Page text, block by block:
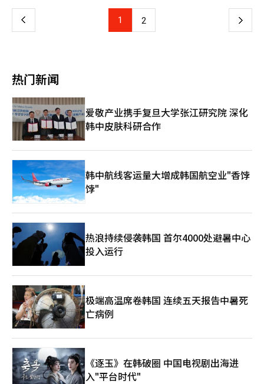
支持；如果困难，则通过储备、海外基地和多元化进口来源来应
对。” 潜在增长率反弹的关键是半导体、AI数据中心和物理AI等三
大重大项目。政府计划通过扩大半导体生产能力、支持下一代电力
应仅限于特定行业和首都圈，而应惠及地方经济。政府将在第三季
度选择五极三特区域的增长引擎，并在下半年公布第二批公共机构
地方迁移计划。 为建立地方增长基础，政府将扩大地方优待财政
项目，并推出针对企业和劳动者的地方优待税制三种套餐。考虑到
非首都圈迁移企业为员工提供的迁移支持金免税、地方中小企业就
业者的所得税减免等措施。 在应对结构性问题方面，政府将克服K
型两极分化作为核心任务。政府将应对AI转型带来的产业和就业重
组，推动培养20万名以上青年专业人才，创造20万个以上的青年
就业机会。 为促进青年资产形成，政府将推出青年型ISA，并通过
住房支持向青年群体提供40万套以上的公共租赁住房。此外，还包
括改善新婚夫妇住房贷款的收入条件等减轻结婚惩罚的措施。 对
中小企业的支持将聚焦于促进其增长。为缓解中小企业在成长为中
业支持项目的审查体系也将围绕有成长潜力的企业进行改革。 在
结构改革领域，政府将推进生产性金融转型、韩元国际化、国家资
产基本法的制定、税收支出重新审查、教育财政拨款的改革以及公
共机构功能改革等措施。政府计划通过改善房地产相关贷款和担保
制度，推动房地产与金融的脱钩。
上。MSCI指出，外资持股限制、外资投资者权利的平等性、外
汇、信息披露、结算与清算、证券借贷、卖空等问题是主要挑战。
市场规模和交易金额之外，海外投资者实际能否自由交易和资金流
幅波动。由于对中东紧张局势的担忧，指数一度跌破1600点，随
后强劲反弹，在5月中旬达到1927点。 VN指数的上涨率主要受到
部分大盘股的影响。若不考虑与越南集团相关的四只股票，胡志明
证券交易所的代表指数计算为1747点，较去年年底下降超过2%。
安本证券（ABS）分析团队认为，这一水平接近去年3月的低点，
尽管市场估值具有吸引力，但资金尚未回流。 与此同时，越南在
世界银行的收入分类中升至上中等收入国，经济增长成果得到了认
的可及性、结算与清算体系以及信息披露制度的改善。尽管VN指
数在上半年实现了上涨，但部分大盘股的依赖性和外资资金的流出
仍然显现，越南资本市场的挑战依然存在。 ※ 本报道经人工智能
（AI）系统翻译与编辑。
关配套支持，进一步简化审批流程。 目前纳入联动范围的项目包
括产业通商资源部“海外顶尖人才引进支持项目”、保健福祉
部“生物医药领域海外高端人才引进项目”以及宇宙航空厅“航空
续完善相关支持政策，为全球顶尖科技人才在韩国企业实现长期稳
民总收入（GNI）的三倍以上，条件相对苛刻。 然而，这种仅依赖
定量标准的评估方式被指无法反映企业的实际招聘需求，因为高端
人才的技术专业性和岗位需求得到认可，将可以获得K-Tech
予10分的加分。 中小型企业在高端人才争夺战中，往往面临品牌
知名度和薪酬能力较低的问题。将签证和定居支持政策结合提供，
可以在招聘谈判中减轻企业负担，提高海外人才选择来韩国的可能
性。 同时，政府还新设了与政府学者引进项目关联型的K-Tech
Pass。该项目将向被政府部门选中的海外优秀人才发放K-Tech
Pass，以便参与者更容易获得顶级人才签证等优惠。 产业部产业
政策官李民宇表示：“与以往的定量评估方式不同，定性评估方式
的引入将使更多企业能够吸引优秀的海外人才。我们将竭尽全力确
保顶级海外人才能够被引入并在国内企业定居。”※ 本报道经人
工智能（AI）系统翻译与编辑。
的重大变化，但不应仅视为经济复苏的附加收益。我们必须将其视
为解决经济结构性问题和根本性转变的关键时刻。 根据现代经济
差的数字成果也很重要，但关键在于如何利用这一机遇。 我们应
当利用油价下跌带来的余裕，投资于从高能耗制造结构转型为环保
和高效的产业结构。只有将油价下跌作为未来新兴产业转型的跳
板，才能真正实现结构性体质的改善。 促进内需和稳定民生物价
也是改变经济体质的任务，必须精细化处理。根据韩国开发研究院
（KDI）的数据，在内需消费极度萎缩的情况下，油价下跌将成为
国内消费者物价下降约0.46%的强大催化剂。 降低流通和物流成
本，缓解公共费用上涨的压力，将恢复家庭的实际购买力，提升占
GDP一半的民间消费市场的活力。 我们不能仅仅满足于消费的增
加，而应集中精力填补因高物价而造成的两极化裂缝。我们需要弥
补小商户和社区商业的结构性脆弱性，促进家庭收入分配的良性循
环。 应将依赖债务勉强维持的脆弱内需基础，转变为自生自发、
稳固的结构。 由于中东地缘政治的不安，资金大量流向作为安全
绪，稳定汇率，从而改善企业的收入成本利润率，解决海运费用暴
涨和物流周期延长的双重困境。 我们不能仅停留在确保单一价格
竞争力或短期收益的层面。必须根本性地多元化过于集中于特定地
区和品类的供应链体系，同时在下一代半导体、人工智能（AI）、
航天等改变人类未来的核心战略技术上进行大胆而激进的投资。
通过缓解地缘政治风险所获得的资金和市场稳定性，应该成为我们
技术企业在全球技术霸权竞争中获得优势的弹药。 在外部不确定
性消退的当下，政府与企业应携手推动大胆的监管改革，推动向高
附加值先进产业的转型，这是最佳时机。我们必须超越过去在外部
冲击下急于采取事后补救措施的经济局限。 在外部利好不应仅停
留在增长率的微幅反弹上，而应迅速提升应对即将到来的全球复合
危机的智慧和执行力。※ 本报道经人工智能（AI）系统翻译与编
辑。
上 1 2 下
热门新闻
爱敬产业携手复旦大学张江研究院 深化
韩中皮肤科研合作
韩中航线客运量大增成韩国航空业"香饽
饽"
热浪持续侵袭韩国 首尔4000处避暑中心
投入运行
极端高温席卷韩国 连续五天报告中暑死
亡病例
《逐玉》在韩破圈 中国电视剧出海进
入"平台时代"